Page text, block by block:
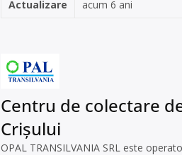
Actualizare
acum 6 ani
Centru de colectare
Crișului
OPAL TRANSILVANIA SRL este